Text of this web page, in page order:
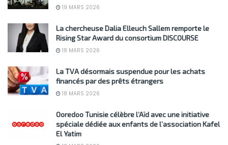
19 MARS 2026
La chercheuse Dalia Elleuch Sallem remporte le
Rising Star Award du consortium DISCOURSE
18 MARS 2026
La TVA désormais suspendue pour les achats
financés par des prêts étrangers
18 MARS 2026
Ooredoo Tunisie célèbre l’Aïd avec une initiative
spéciale dédiée aux enfants de l’association Kafel
El Yatim